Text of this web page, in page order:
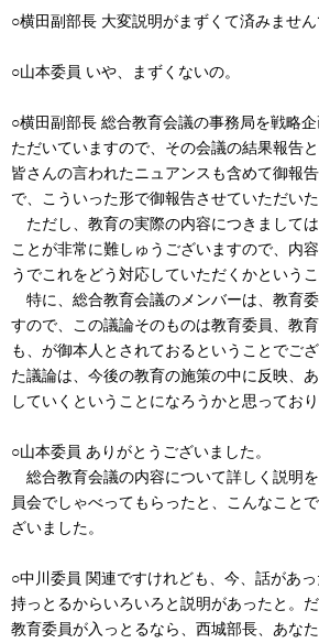
○横田副部長 大変説明がまずくて済みません
○山本委員 いや、まずくないの。
○横田副部長 総合教育会議の事務局を戦略
ただいていますので、その会議の結果報告
皆さんの言われたニュアンスも含めて御報
で、こういった形で御報告させていただい
ただし、教育の実際の内容につきまして
ことが非常に難しゅうございますので、内
うでこれをどう対応していただくかというこ
特に、総合教育会議のメンバーは、教育
すので、この議論そのものは教育委員、教
も、が御本人とされておるということでご
た議論は、今後の教育の施策の中に反映、
していくということになろうかと思っており
○山本委員 ありがとうございました。
総合教育会議の内容について詳しく説明
員会でしゃべってもらったと、こんなこと
ざいました。
○中川委員 関連ですけれども、今、話があ
持っとるからいろいろと説明があったと。
教育委員が入っとるなら、西城部長、あな